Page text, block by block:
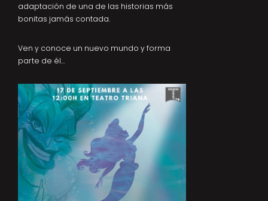
adaptación de una de las historias más
bonitas jamás contada.
Ven y conoce un nuevo mundo y forma
parte de él…